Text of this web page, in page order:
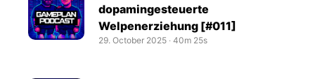
dopamingesteuerte
Welpenerziehung [#011]
29. October 2025 ‧ 40m 25s